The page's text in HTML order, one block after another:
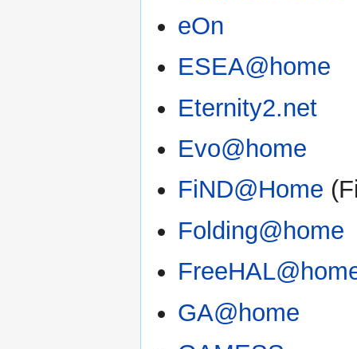
eOn
ESEA@home
Eternity2.net
Evo@home
FiND@Home
Folding@home
GA@home